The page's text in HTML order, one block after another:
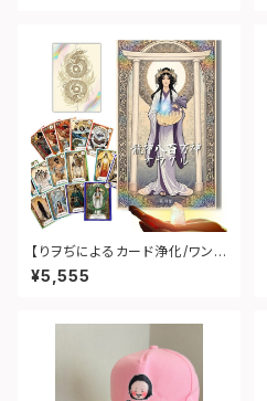
【りヲぢによるカード浄化/ワンカ
ード鑑定/使い方講座付き(合計1
0分)】龍神八百万神オラクルカ
¥5,555